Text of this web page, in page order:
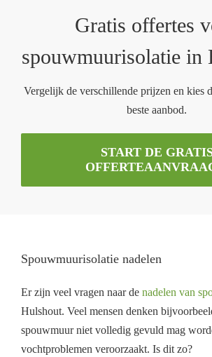
Gratis offertes
spouwmuurisolatie in
Vergelijk de verschillende prijzen en kies
beste aanbod.
START DE
Spouwmuurisolatie nadelen
Er zijn veel vragen naar de nadelen van
Hulshout. Veel mensen denken
spouwmuur niet volledig gevuld mag
vochtproblemen veroorzaakt. Is dit zo?